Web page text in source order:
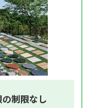
制限なし